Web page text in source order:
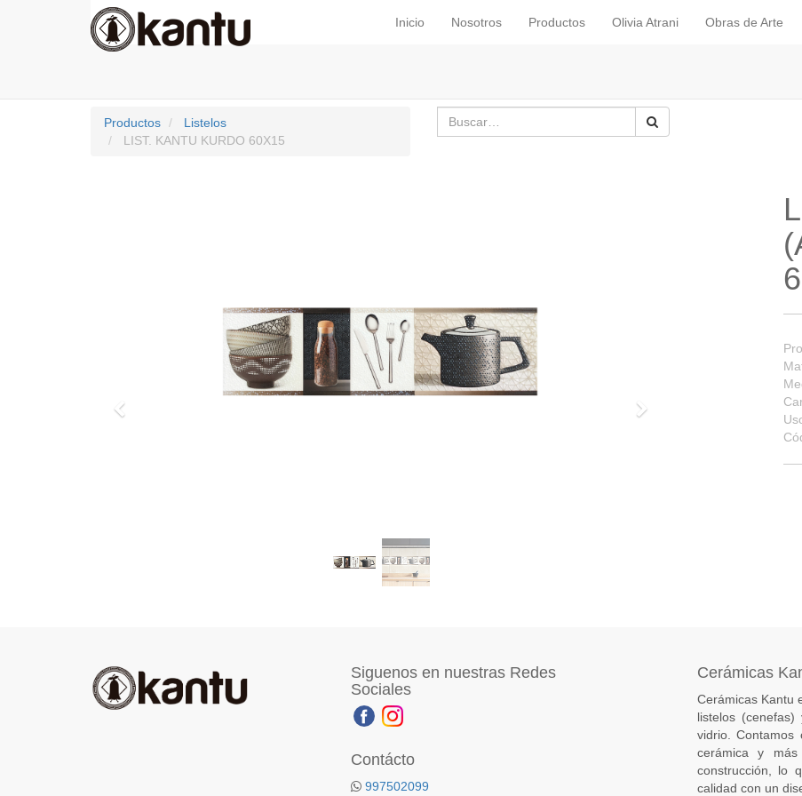
Inicio Nosotros Productos Olivia Atrani Obras de Arte
Productos
Listelos
LIST. KANTU KURDO 60X15
Siguiente
Siguenos en nuestras Redes
Sociales
Contácto
997502099
Cerámicas
Cerámicas Kantu
listelos
vidrio.
cerámica y
construcción, lo
calidad con un